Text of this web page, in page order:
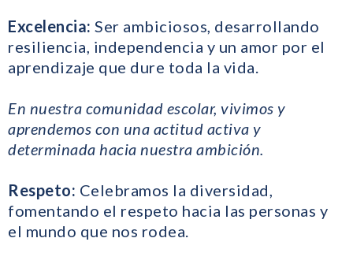
Excelencia: Ser ambiciosos, desarrollando
resiliencia, independencia y un amor por el
aprendizaje que dure toda la vida.
En nuestra comunidad escolar, vivimos y
aprendemos con una actitud activa y
determinada hacia nuestra ambición.
Respeto: Celebramos la diversidad,
fomentando el respeto hacia las personas y
el mundo que nos rodea.